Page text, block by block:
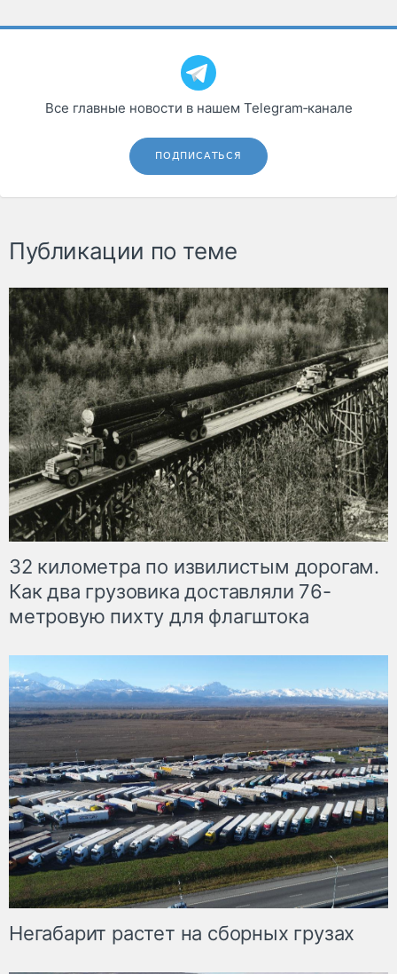
Все главные новости в нашем Telegram‑канале
ПОДПИСАТЬСЯ
Публикации по теме
32 километра по извилистым дорогам.
Как два грузовика доставляли 76-
метровую пихту для флагштока
Негабарит растет на сборных грузах